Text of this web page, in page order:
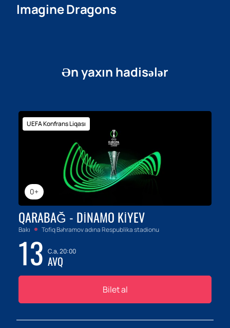
Imagine Dragons
Ən yaxın hadisələr
0+
UEFA Konfrans Liqası
QARABAĞ - DINAMO KIYEV
Bakı Tofiq Bəhramov adına Respublika stadionu
13 C.a, 20:00
AVQ
Bilet al